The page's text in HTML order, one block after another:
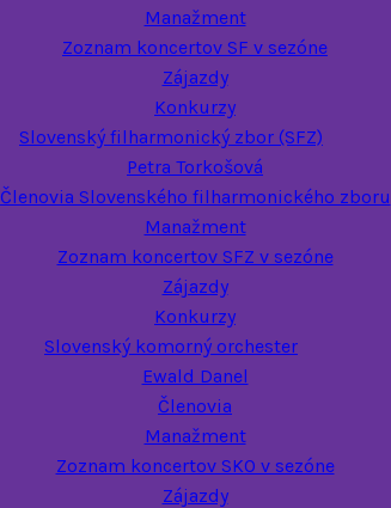
Manažment
Zoznam koncertov SF v sezóne
Zájazdy
Konkurzy
Slovenský filharmonický zbor (SFZ)
Petra Torkošová
Členovia Slovenského filharmonického zboru
Manažment
Zoznam koncertov SFZ v sezóne
Zájazdy
Konkurzy
Slovenský komorný orchester
Ewald Danel
Členovia
Manažment
Zoznam koncertov SKO v sezóne
Zájazdy